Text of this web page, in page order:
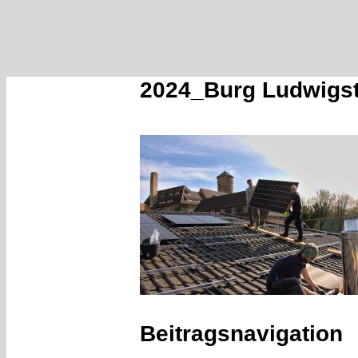
2024_Burg
Beitragsnavigation